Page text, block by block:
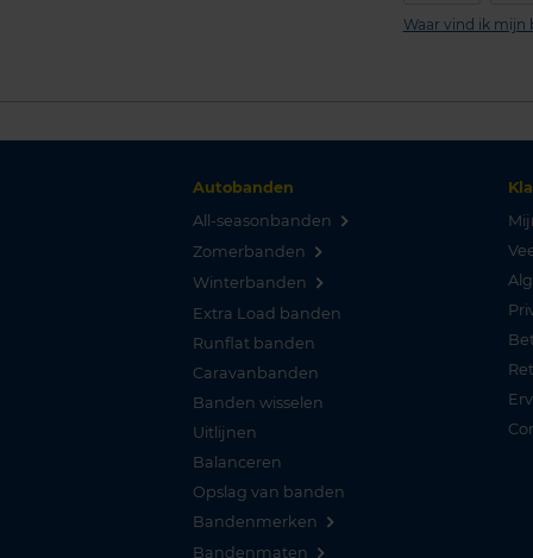
Waar vind ik mijn
Autobanden
All-seasonbanden
Zomerbanden
Winterbanden
Extra Load banden
Runflat banden
Caravanbanden
Banden wisselen
Uitlijnen
Balanceren
Opslag van banden
Bandenmerken
Bandenmaten